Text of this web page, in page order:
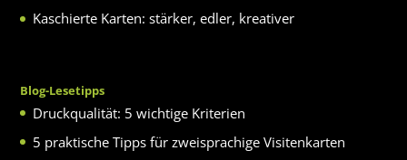
Kaschierte Karten: stärker, edler, kreativer
Blog-Lesetipps
Druckqualität: 5 wichtige Kriterien
5 praktische Tipps für zweisprachige Visitenkarten